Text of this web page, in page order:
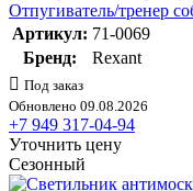
Отпугиватель/тренер
Артикул: 71-0069
Бренд:
Rexant
Под заказ
Обновлено 09.08.2026
+7 949 317-04-94
Уточнить цену
Сезонный